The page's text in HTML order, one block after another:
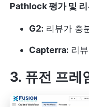
Pathlock 평가 및
G2: 리뷰가 충
Capterra: 리
3. 퓨전 프레